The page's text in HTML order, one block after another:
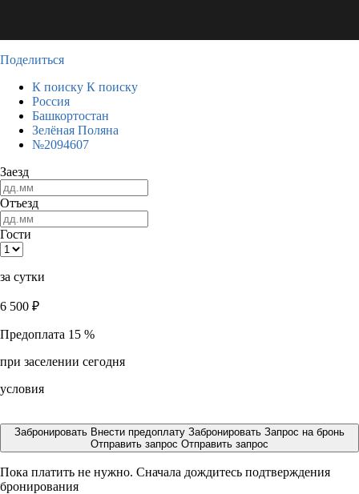
Поделиться
К поиску К поиску
Россия
Башкортостан
Зелёная Поляна
№2094607
Заезд
Отъезд
Гости
за сутки
6 500 ₽
Предоплата 15 %
при заселении сегодня
условия
Забронировать Внести предоплату Забронировать Запрос на бронь
Отправить запрос Отправить запрос
Пока платить не нужно. Сначала дождитесь подтверждения
бронирования